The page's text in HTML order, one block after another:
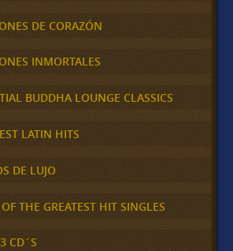
DE CORAZÓN
INMORTALES
BUDDHA LOUNGE CLASSICS
LATIN HITS
DE LUJO
THE GREATEST HIT SINGLES
CD´S